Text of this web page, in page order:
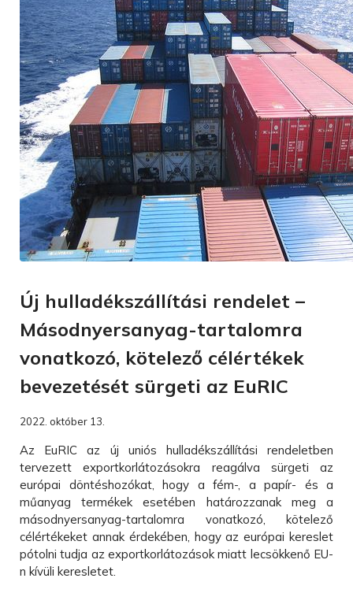
Új hulladékszállítási rendelet –
Másodnyersanyag-tartalomra
vonatkozó, kötelező célértékek
bevezetését sürgeti az EuRIC
2022. október 13.
Az EuRIC az új uniós hulladékszállítási rendeletben
tervezett exportkorlátozásokra reagálva sürgeti az
európai döntéshozókat, hogy a fém-, a papír- és a
műanyag termékek esetében határozzanak meg a
másodnyersanyag-tartalomra vonatkozó, kötelező
célértékeket annak érdekében, hogy az európai kereslet
pótolni tudja az exportkorlátozások miatt lecsökkenő EU-
n kívüli keresletet.